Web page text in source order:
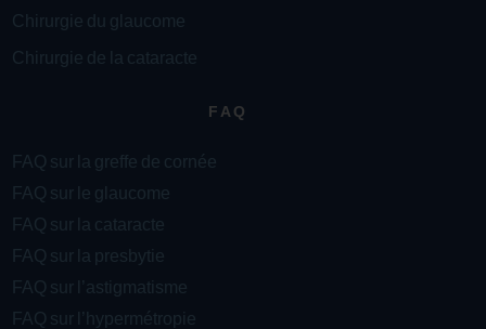
Chirurgie du glaucome
Chirurgie de la cataracte
FAQ
FAQ sur la greffe de cornée
FAQ sur le glaucome
FAQ sur la cataracte
FAQ sur la presbytie
FAQ sur l’astigmatisme
FAQ sur l’hypermétropie